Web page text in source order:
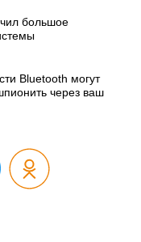
большое
Bluetooth могут
через ваш